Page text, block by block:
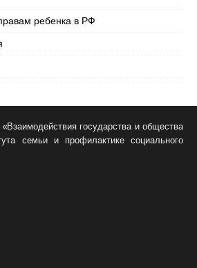
ребенка в РФ
государства и общества
семьи и профилактике социального